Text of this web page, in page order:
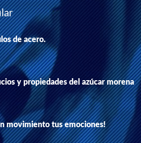
de acero.
y propiedades del azúcar morena
movimiento tus emociones!